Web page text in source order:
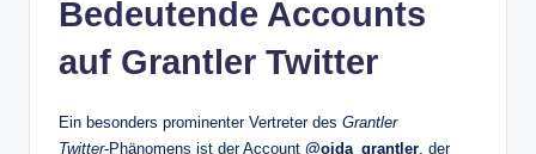
Bedeutende Accounts
auf Grantler Twitter
Ein besonders prominenter Vertreter des Grantler
Twitter‑Phänomens ist der Account @oida_grantler , der